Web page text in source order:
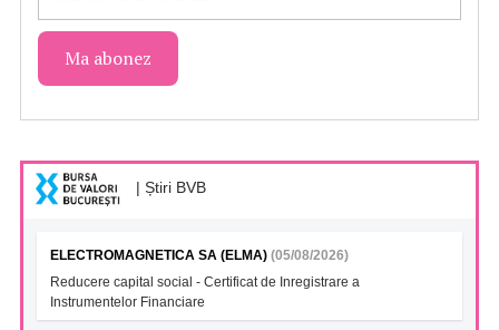
| Știri BVB
ELECTROMAGNETICA SA (ELMA) (05/08/2026)
Reducere capital social - Certificat de Inregistrare a
Instrumentelor Financiare